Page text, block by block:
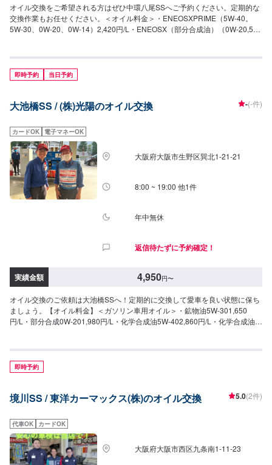
オイル交換をご希望される方はぜひ中環八尾SSへご予約ください。定期的な
交換作業もお任せください。＜オイル料金＞・ENEOSXPRIME（5W-40。
5W-30、0W-20、0W-14）2,420円/L・ENEOSX（部分合成油）（0W-20,5W-
即時予約 当日予約
大池橋SS / (株)光陽のオイル交換 -(-件)
カードOK 電子マネーOK
大阪府大阪市生野区巽北1-21-21
8:00 ~ 19:00 他1件
年中無休
返信待たずに予約確定！
実績金額 4,950円〜
オイル交換のご依頼は大池橋SSへ！定期的に交換して愛車を良い状態に保ち
ましょう。【オイル料金】＜ガソリン車用オイル＞・鉱物油5W-301,650
円/L・部分合成0W-201,980円/L・化学合成油5W-402,860円/L・化学合成油
即時予約
境川SS / 東洋カーマックス(株)のオイル交換 5.0(2件)
代車OK カードOK
大阪府大阪市西区九条南1-11-23